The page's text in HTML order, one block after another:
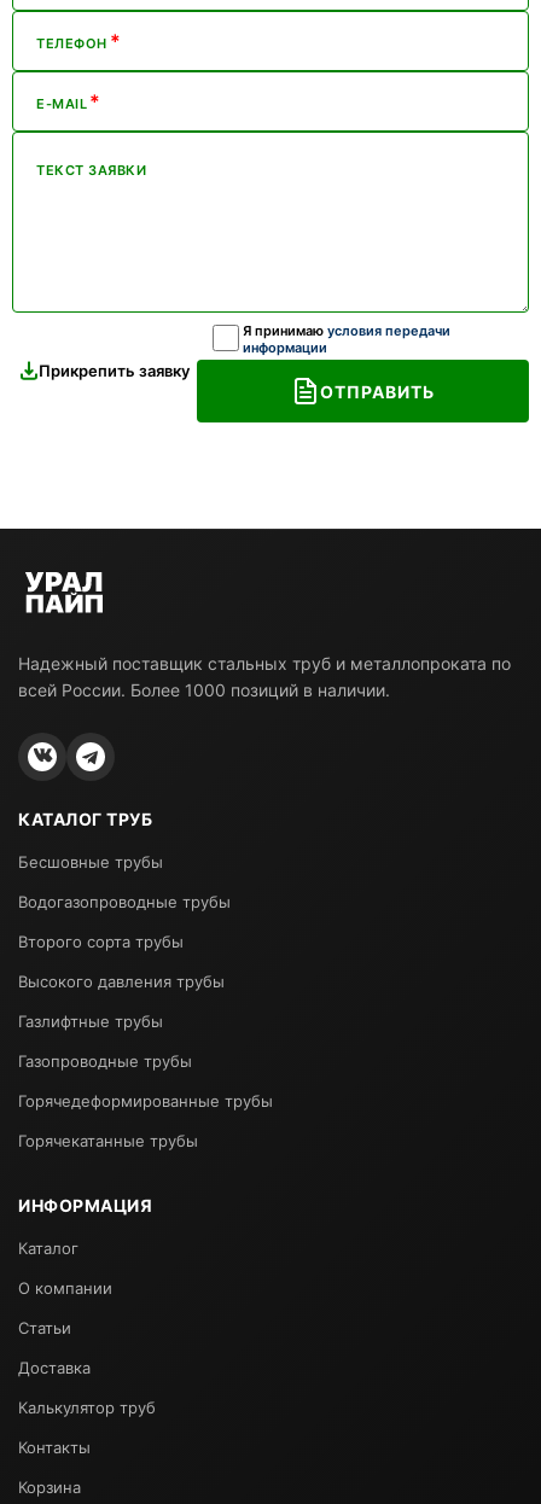
ТЕЛЕФОН *
E-MAIL *
ТЕКСТ ЗАЯВКИ
Прикрепить заявку
Я принимаю условия передачи
информации
ОТПРАВИТЬ
Надежный поставщик стальных труб и металлопроката по
всей России. Более 1000 позиций в наличии.
КАТАЛОГ ТРУБ
Бесшовные трубы
Водогазопроводные трубы
Второго сорта трубы
Высокого давления трубы
Газлифтные трубы
Газопроводные трубы
Горячедеформированные трубы
Горячекатанные трубы
ИНФОРМАЦИЯ
Каталог
О компании
Статьи
Доставка
Калькулятор труб
Контакты
Корзина